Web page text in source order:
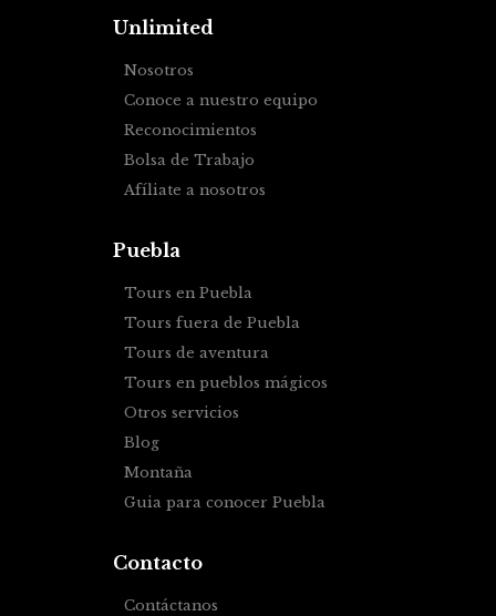
Unlimited
Nosotros
Conoce a nuestro equipo
Reconocimientos
Bolsa de Trabajo
Afíliate a nosotros
Puebla
Tours en Puebla
Tours fuera de Puebla
Tours de aventura
Tours en pueblos mágicos
Otros servicios
Blog
Montaña
Guia para conocer Puebla
Contacto
Contáctanos